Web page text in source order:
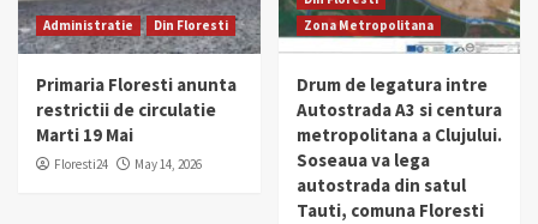
Administratie Din Floresti
Primaria Floresti anunta
restrictii de circulatie
Marti 19 Mai
Floresti24 May 14, 2026
Zona Metropolitana
Drum de legatura intre
Autostrada A3 si centura
metropolitana a Clujului.
Soseaua va lega
autostrada din satul
Tauti, comuna Floresti